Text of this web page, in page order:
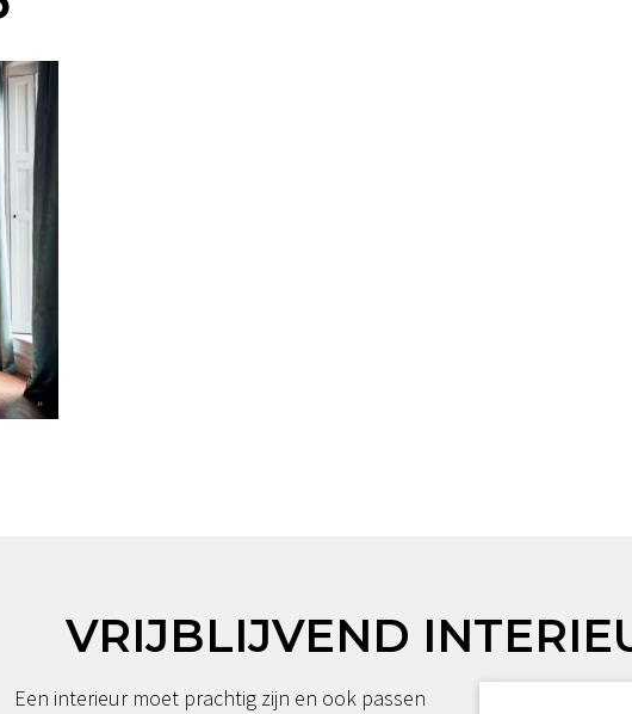
VRIJBLIJVEND
Een interieur moet prachtig zijn en ook passen